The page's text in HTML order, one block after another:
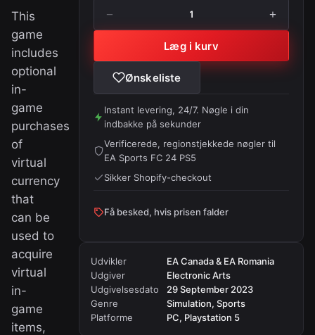
This
game
includes
optional
in-
game
purchases
of
virtual
currency
that
can be
used to
acquire
virtual
in-
game
items,
− 1 +
Læg i kurv
Ønskeliste
Instant levering, 24/7. Nøgle i din
indbakke på sekunder
Verificerede, regionstjekkede nøgler til
EA Sports FC 24 PS5
Sikker Shopify-checkout
Få besked, hvis prisen falder
Udvikler
EA Canada & EA Romania
Udgiver
Electronic Arts
Udgivelsesdato
29 September 2023
Genre
Simulation, Sports
Platforme
PC, Playstation 5